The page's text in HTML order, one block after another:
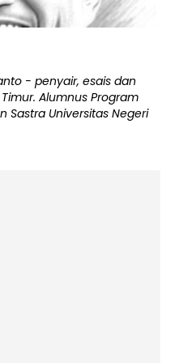
- penyair, esais dan
Alumnus Program
Sastra Universitas Negeri